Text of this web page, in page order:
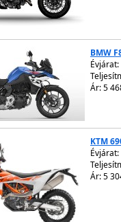
BMW
Évjárat:
Ár: 5
KTM
Évjárat:
Ár: 5